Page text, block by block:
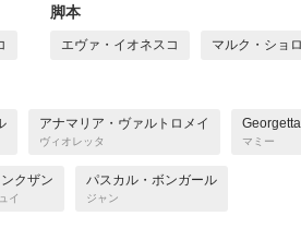
脚本
エヴァ・イオネスコ マルク・ショ
アナマリア・ヴァルトロメイ
ヴィオレッタ マミー
クザン
イ
パスカル・ボンガール
ジャン